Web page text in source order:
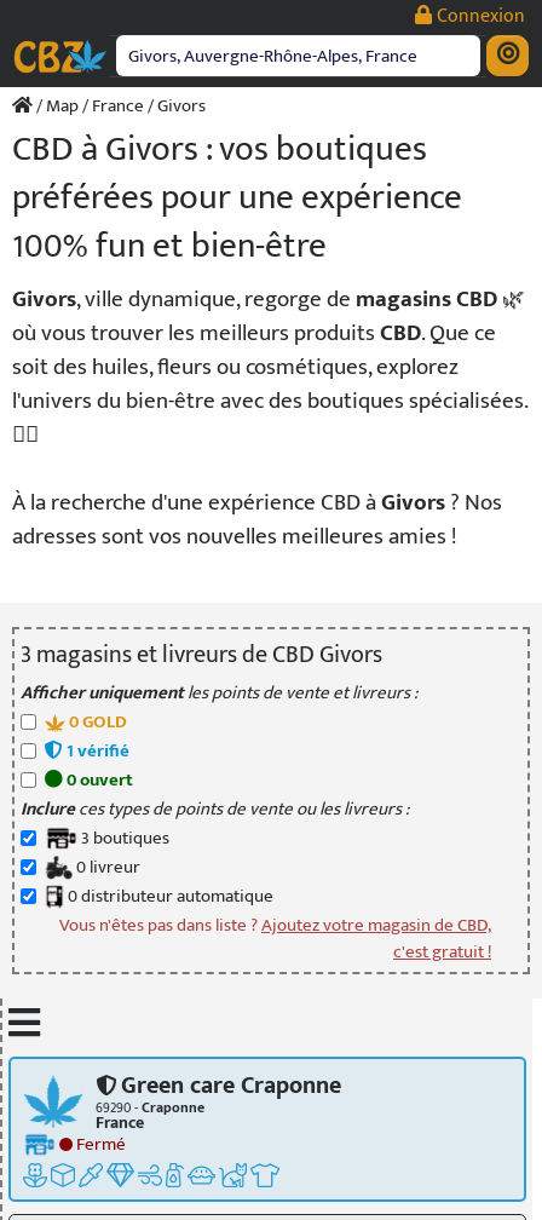
contenu
Connexion
/Map/France/ Givors
CBD à Givors : vos boutiques
préférées pour une expérience
100% fun et bien-être
Givors, ville dynamique, regorge demagasins CBD🌿
où vous trouver les meilleurs produitsCBD. Que ce
soit des huiles, fleurs ou cosmétiques, explorez
l'univers du bien-être avec des boutiques spécialisées.
💆‍♂️
À la recherche d'une expérience CBD àGivors? Nos
adresses sont vos nouvelles meilleures amies !
3magasinset livreursde CBD Givors
Afficher uniquementles points de vente et livreurs :
0GOLD
1vérifié
0ouvert
Inclureces types de points de vente ou les livreurs :
3 boutiques
0livreur
0distributeurautomatique
Vous n'êtes pas dans liste ?Ajoutez votre magasin de CBD,
c'est gratuit !
Green care Craponne
69290 -Craponne
France
Fermé